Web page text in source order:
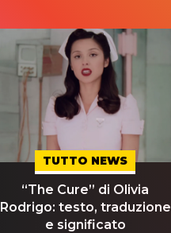
TUTTO NEWS
“The Cure” di Olivia
Rodrigo: testo, traduzione
e significato